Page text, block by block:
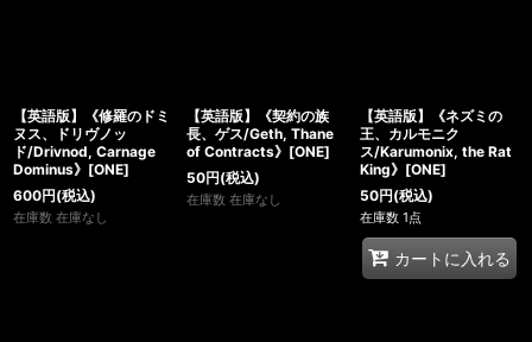
【英語版】《修羅のドミ
ヌス、ドリヴノッ
ド/Drivnod, Carnage
Dominus》[ONE]
600円(税込)
在庫数 在庫なし
【英語版】《契約の族
長、ゲス/Geth, Thane
of Contracts》[ONE]
50円(税込)
在庫数 在庫なし
【英語版】《ネズミの
王、カルモニク
ス/Karumonix, the Rat
King》[ONE]
50円(税込)
在庫数 1点
カートに入れる